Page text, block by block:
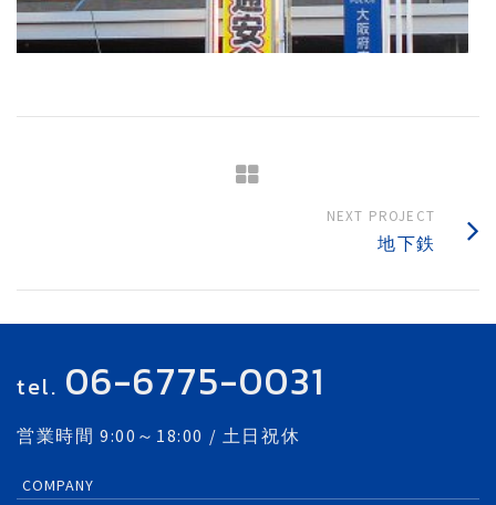
NEXT PROJECT
地下鉄
tel. 06-6775-0031
営業時間 9:00～18:00 / 土日祝休
COMPANY